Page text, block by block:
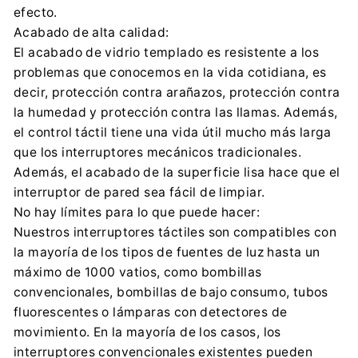
efecto.
Acabado de alta calidad:
El acabado de vidrio templado es resistente a los
problemas que conocemos en la vida cotidiana, es
decir, protección contra arañazos, protección contra
la humedad y protección contra las llamas. Además,
el control táctil tiene una vida útil mucho más larga
que los interruptores mecánicos tradicionales.
Además, el acabado de la superficie lisa hace que el
interruptor de pared sea fácil de limpiar.
No hay límites para lo que puede hacer:
Nuestros interruptores táctiles son compatibles con
la mayoría de los tipos de fuentes de luz hasta un
máximo de 1000 vatios, como bombillas
convencionales, bombillas de bajo consumo, tubos
fluorescentes o lámparas con detectores de
movimiento. En la mayoría de los casos, los
interruptores convencionales existentes pueden